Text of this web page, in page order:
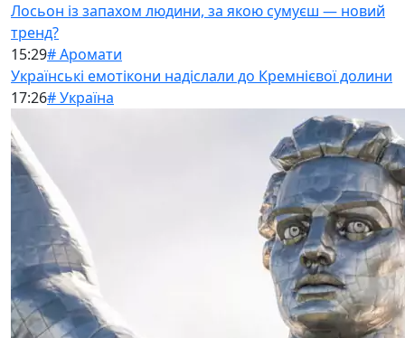
Лосьон із запахом людини, за якою сумуєш — новий
тренд?
15:29# Аромати
Українські емотікони надіслали до Кремнієвої долини
17:26# Україна